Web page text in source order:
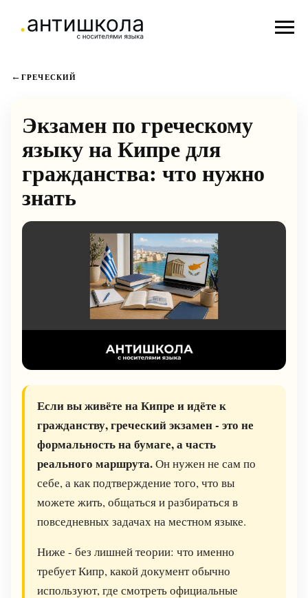
ГРЕЧЕСКИЙ
Экзамен по греческому
языку на Кипре для
гражданства: что нужно
знать
Если вы живёте на Кипре и идёте к
гражданству, греческий экзамен - это не
формальность на бумаге, а часть
реального маршрута.Он нужен не сам по
себе, а как подтверждение того, что вы
можете жить, общаться и разбираться в
повседневных задачах на местном языке.
Ниже - без лишней теории: что именно
требует Кипр, какой документ обычно
используют, где смотреть официальные